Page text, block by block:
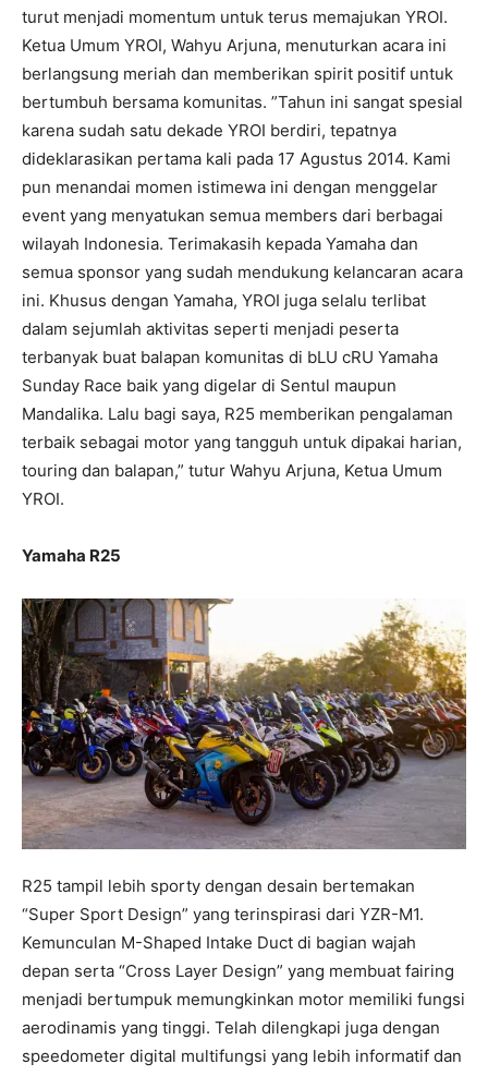
turut menjadi momentum untuk terus memajukan YROI.
Ketua Umum YROI, Wahyu Arjuna, menuturkan acara ini
berlangsung meriah dan memberikan spirit positif untuk
bertumbuh bersama komunitas. ”Tahun ini sangat spesial
karena sudah satu dekade YROI berdiri, tepatnya
dideklarasikan pertama kali pada 17 Agustus 2014. Kami
pun menandai momen istimewa ini dengan menggelar
event yang menyatukan semua members dari berbagai
wilayah Indonesia. Terimakasih kepada Yamaha dan
semua sponsor yang sudah mendukung kelancaran acara
ini. Khusus dengan Yamaha, YROI juga selalu terlibat
dalam sejumlah aktivitas seperti menjadi peserta
terbanyak buat balapan komunitas di bLU cRU Yamaha
Sunday Race baik yang digelar di Sentul maupun
Mandalika. Lalu bagi saya, R25 memberikan pengalaman
terbaik sebagai motor yang tangguh untuk dipakai harian,
touring dan balapan,” tutur Wahyu Arjuna, Ketua Umum
YROI.
Yamaha R25
R25 tampil lebih sporty dengan desain bertemakan
“Super Sport Design” yang terinspirasi dari YZR-M1.
Kemunculan M-Shaped Intake Duct di bagian wajah
depan serta “Cross Layer Design” yang membuat fairing
menjadi bertumpuk memungkinkan motor memiliki fungsi
aerodinamis yang tinggi. Telah dilengkapi juga dengan
speedometer digital multifungsi yang lebih informatif dan